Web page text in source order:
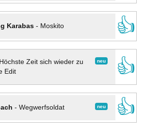
Karabas- Moskito
👍
neu
Höchste Zeit sich wieder zu
Edit
👍
neu
- Wegwerfsoldat
👍